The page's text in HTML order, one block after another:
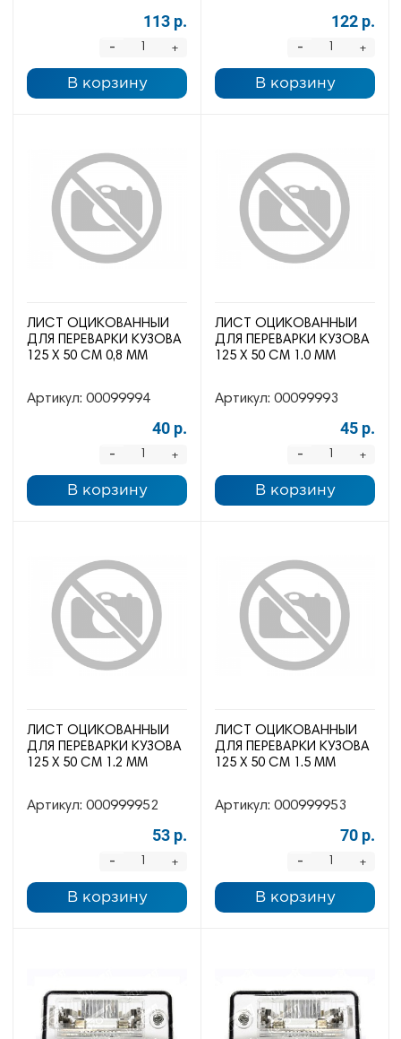
113 р.
+
-
В корзину
122 р.
+
-
В корзину
ЛИСТ ОЦИКОВАННЫЙ
ДЛЯ ПЕРЕВАРКИ КУЗОВА
125 Х 50 СМ 0,8 ММ
Артикул: 00099994
40 р.
+
-
В корзину
ЛИСТ ОЦИКОВАННЫЙ
ДЛЯ ПЕРЕВАРКИ КУЗОВА
125 Х 50 СМ 1.0 ММ
Артикул: 00099993
45 р.
+
-
В корзину
ЛИСТ ОЦИКОВАННЫЙ
ДЛЯ ПЕРЕВАРКИ КУЗОВА
125 Х 50 СМ 1.2 ММ
Артикул: 000999952
53 р.
+
-
В корзину
ЛИСТ ОЦИКОВАННЫЙ
ДЛЯ ПЕРЕВАРКИ КУЗОВА
125 Х 50 СМ 1.5 ММ
Артикул: 000999953
70 р.
+
-
В корзину